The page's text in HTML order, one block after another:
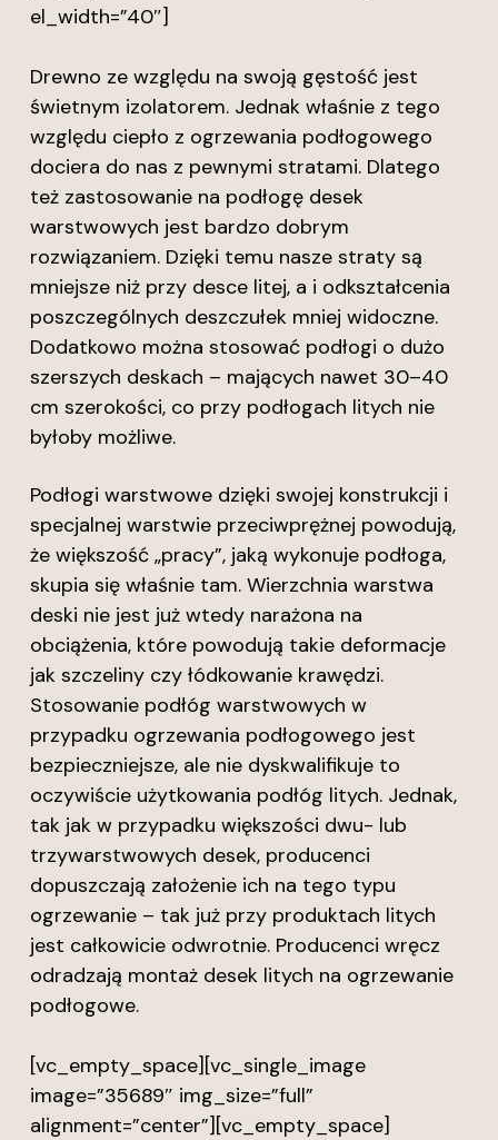
el_width=”40″]
Drewno ze względu na swoją gęstość jest
świetnym izolatorem. Jednak właśnie z tego
względu ciepło z ogrzewania podłogowego
dociera do nas z pewnymi stratami. Dlatego
też zastosowanie na podłogę desek
warstwowych jest bardzo dobrym
rozwiązaniem. Dzięki temu nasze straty są
mniejsze niż przy desce litej, a i odkształcenia
poszczególnych deszczułek mniej widoczne.
Dodatkowo można stosować podłogi o dużo
szerszych deskach – mających nawet 30–40
cm szerokości, co przy podłogach litych nie
byłoby możliwe.
Podłogi warstwowe dzięki swojej konstrukcji i
specjalnej warstwie przeciwprężnej powodują,
że większość „pracy”, jaką wykonuje podłoga,
skupia się właśnie tam. Wierzchnia warstwa
deski nie jest już wtedy narażona na
obciążenia, które powodują takie deformacje
jak szczeliny czy łódkowanie krawędzi.
Stosowanie podłóg warstwowych w
przypadku ogrzewania podłogowego jest
bezpieczniejsze, ale nie dyskwalifikuje to
oczywiście użytkowania podłóg litych. Jednak,
tak jak w przypadku większości dwu- lub
trzywarstwowych desek, producenci
dopuszczają założenie ich na tego typu
ogrzewanie – tak już przy produktach litych
jest całkowicie odwrotnie. Producenci wręcz
odradzają montaż desek litych na ogrzewanie
podłogowe.
[vc_empty_space][vc_single_image
image=”35689″ img_size=”full”
alignment=”center”][vc_empty_space]